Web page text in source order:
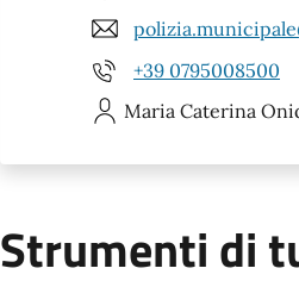
+39 0795008500
Maria Caterina
Strumenti di